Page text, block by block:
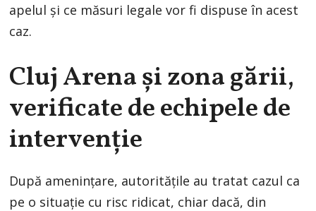
apelul și ce măsuri legale vor fi dispuse în acest
caz.
Cluj Arena și zona gării,
verificate de echipele de
intervenție
După amenințare, autoritățile au tratat cazul ca
pe o situație cu risc ridicat, chiar dacă, din